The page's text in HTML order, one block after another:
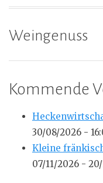
Weingenuss
Kommende
30/08/2026 -
Kleine
07/11/2026 -